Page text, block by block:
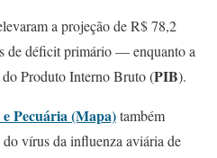
a projeção de R$ 78,2
de déficit primário — enquanto a
Produto Interno Bruto (PIB).
Pecuária (Mapa)também
vírus da influenza aviária de